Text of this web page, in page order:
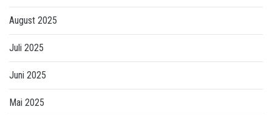
August 2025
Juli 2025
Juni 2025
Mai 2025